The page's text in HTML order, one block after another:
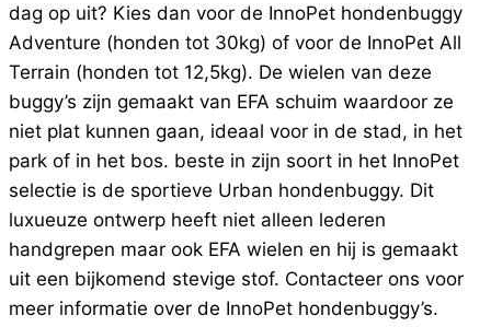
dag op uit? Kies dan voor de InnoPet hondenbuggy
Adventure (honden tot 30kg) of voor de InnoPet All
Terrain (honden tot 12,5kg). De wielen van deze
buggy’s zijn gemaakt van EFA schuim waardoor ze
niet plat kunnen gaan, ideaal voor in de stad, in het
park of in het bos. beste in zijn soort in het InnoPet
selectie is de sportieve Urban hondenbuggy. Dit
luxueuze ontwerp heeft niet alleen lederen
handgrepen maar ook EFA wielen en hij is gemaakt
uit een bijkomend stevige stof. Contacteer ons voor
meer informatie over de InnoPet hondenbuggy’s.